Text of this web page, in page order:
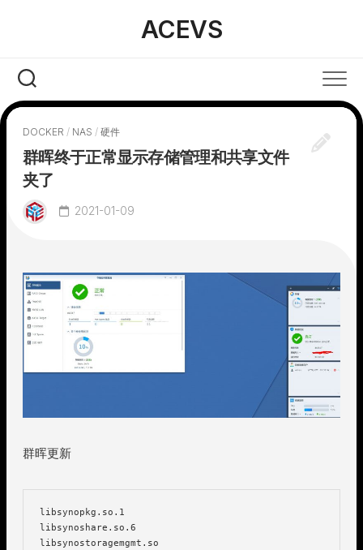
ACEVS
DOCKER / NAS / 硬件
群晖终于正常显示存储管理和共享文件
夹了
2021-01-09
群晖更新
libsynopkg.so.1
libsynoshare.so.6
libsynostoragemgmt.so